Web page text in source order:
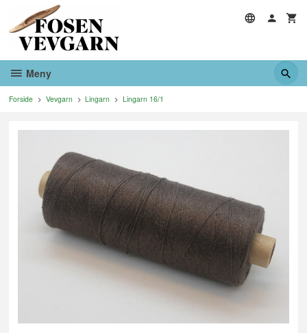
innholdet
Meny
Forside Vevgarn Lingarn Lingarn 16/1